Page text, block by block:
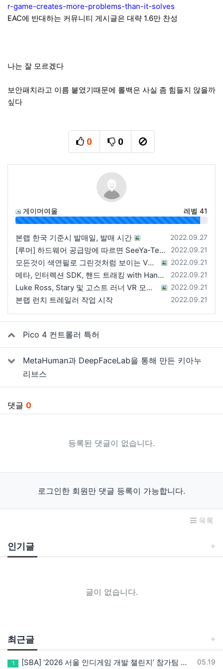
r-game-creates-more-problems-than-it-solves
EAC에 반대하는 커뮤니티 게시글은 대략 1.6만 찬성
나는 잘 모르겠다
보안패치라고 이름 붙였기때문에 롤백은 사실 좀 힘들지 않을까
싶다
0
추천
0
비추천신고
게이머여울 레벨 41
96%
등록일
2022.09.27
본랩 한국 기준시 발매일, 발매 시간
등록일
2022.09.21
[루머] 하드웨어 공급망에 따르면 SeeYa-Tech가 Apple에 여러 번 uOLED 샘플을 보냄
등록일
2022.09.21
모든것이 색연필로 그린것처럼 보이는 VRChat 월드
등록일
2022.09.21
메타, 인터렉션 SDK, 핸드 트래킹 with Hands 2.1에 대한 강연 예정
등록일
2022.09.21
Luke Ross, Stary 및 고스트 러너 VR 모드 공개
등록일
2022.09.21
본랩 런치 트레일러 작업 시작
관련자료
Pico 4 컨트롤러 특허
MetaHuman과 DeepFaceLab을 통해 만든 키아누
리브스
댓글 0
등록된 댓글이 없습니다.
로그인한 회원만 댓글 등록이 가능합니다.
목록
인기글
글이 없습니다.
최근글
등록일
05.19
1 [SBA] ‘2026 서울 인디게임 개발 챌린지’ 참가팀 모집